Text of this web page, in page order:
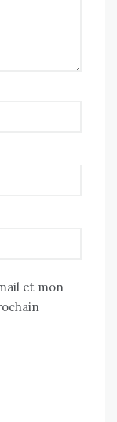
et mon